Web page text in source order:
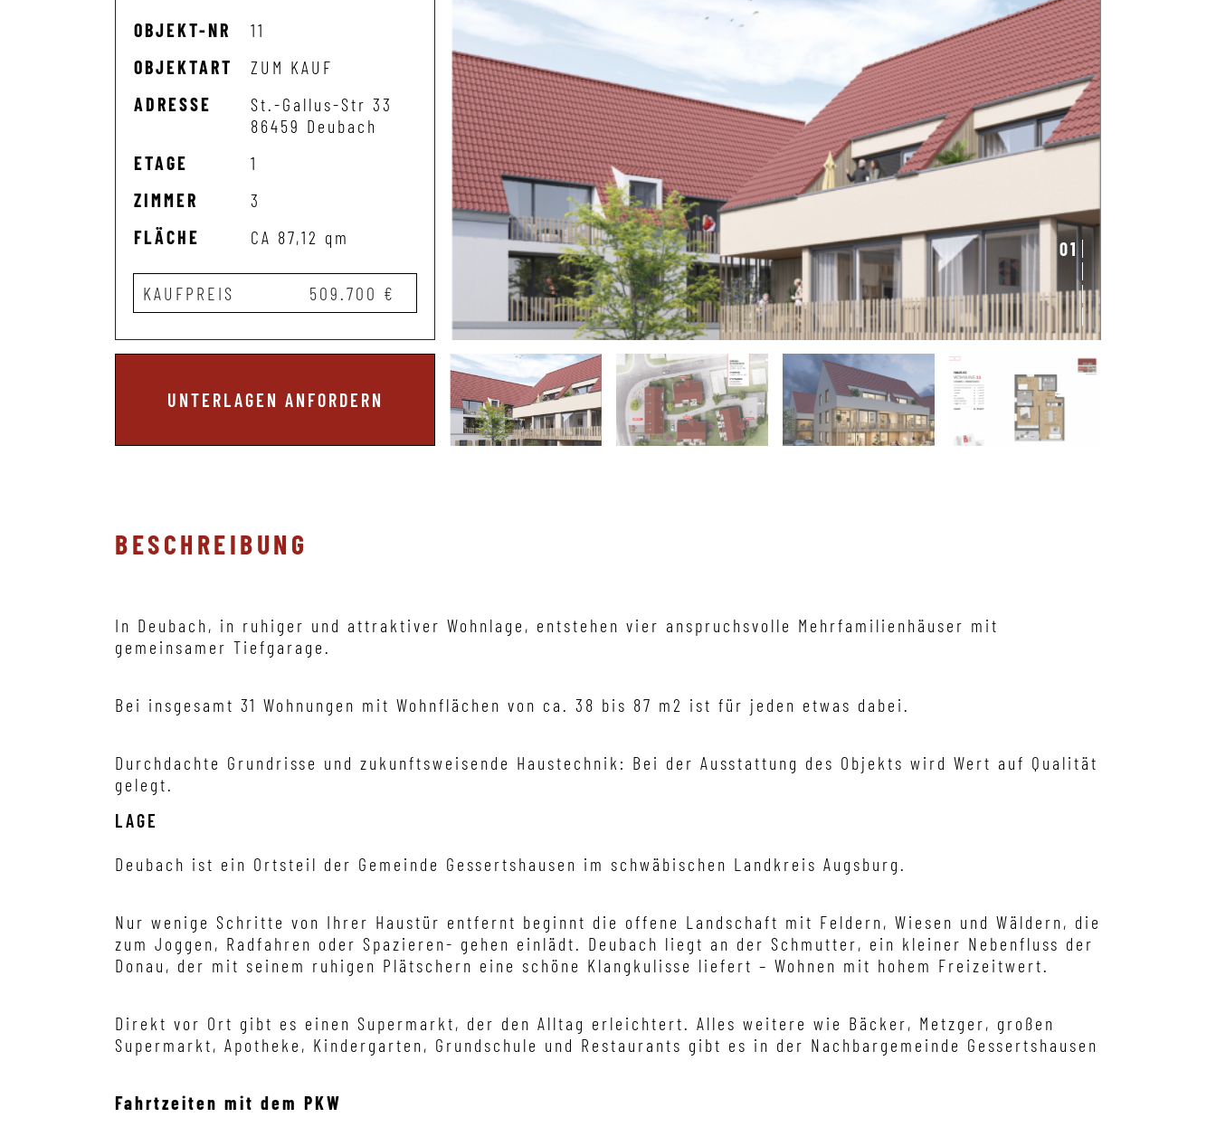
OBJEKT-NR
11
OBJEKTART
ZUM KAUF
ADRESSE
St.-Gallus-Str 33
86459 Deubach
ETAGE
1
ZIMMER
3
FLÄCHE
CA 87,12 qm
KAUFPREIS 509.700 €
UNTERLAGEN ANFORDERN
BESCHREIBUNG
In Deubach, in ruhiger und attraktiver Wohnlage, entstehen vier anspruchsvolle Mehrfamilienhäuser mit
gemeinsamer Tiefgarage.
Bei insgesamt 31 Wohnungen mit Wohnflächen von ca. 38 bis 87 m2 ist für jeden etwas dabei.
Durchdachte Grundrisse und zukunftsweisende Haustechnik: Bei der Ausstattung des Objekts wird Wert auf Qualität
gelegt.
LAGE
Deubach ist ein Ortsteil der Gemeinde Gessertshausen im schwäbischen Landkreis Augsburg.
Nur wenige Schritte von Ihrer Haustür entfernt beginnt die offene Landschaft mit Feldern, Wiesen und Wäldern, die
zum Joggen, Radfahren oder Spazieren- gehen einlädt. Deubach liegt an der Schmutter, ein kleiner Nebenfluss der
Donau, der mit seinem ruhigen Plätschern eine schöne Klangkulisse liefert – Wohnen mit hohem Freizeitwert.
Direkt vor Ort gibt es einen Supermarkt, der den Alltag erleichtert. Alles weitere wie Bäcker, Metzger, großen
Supermarkt, Apotheke, Kindergarten, Grundschule und Restaurants gibt es in der Nachbargemeinde Gessertshausen
Fahrtzeiten mit dem PKW